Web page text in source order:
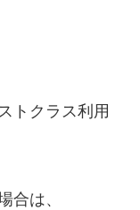
トクラス利用
合は、